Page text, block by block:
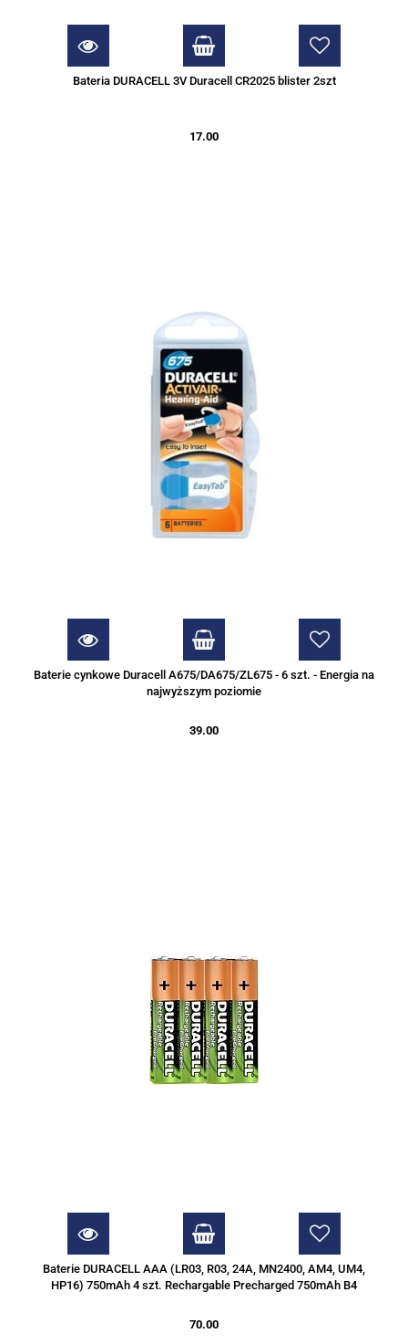
Bateria DURACELL 3V Duracell CR2025 blister 2szt
17.00
Baterie cynkowe Duracell A675/DA675/ZL675 - 6 szt. - Energia na
najwyższym poziomie
39.00
Baterie DURACELL AAA (LR03, R03, 24A, MN2400, AM4, UM4,
HP16) 750mAh 4 szt. Rechargable Precharged 750mAh B4
70.00